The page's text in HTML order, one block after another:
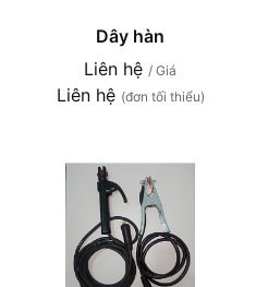
Dây hàn
Liên hệ / Giá
Liên hệ (đơn tối thiểu)